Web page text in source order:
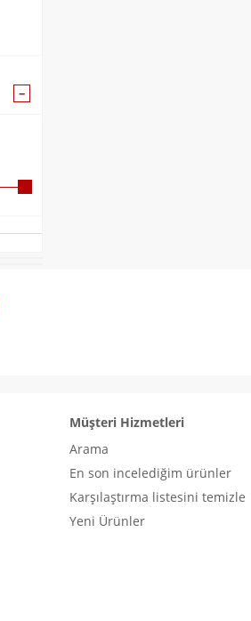
Müşteri Hizmetleri
Arama
En son incelediğim ürünler
Karşılaştırma listesini temizle
Yeni Ürünler